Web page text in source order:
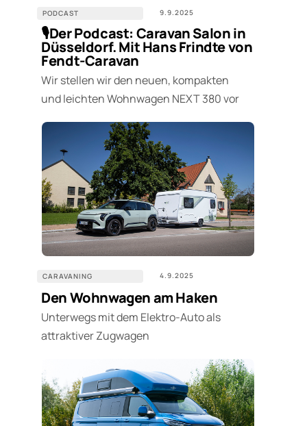
PODCAST 9.9.2025
🎙️Der Podcast: Caravan Salon in
Düsseldorf. Mit Hans Frindte von
Fendt-Caravan
Wir stellen wir den neuen, kompakten
und leichten Wohnwagen NEXT 380 vor
CARAVANING 4.9.2025
Den Wohnwagen am Haken
Unterwegs mit dem Elektro-Auto als
attraktiver Zugwagen